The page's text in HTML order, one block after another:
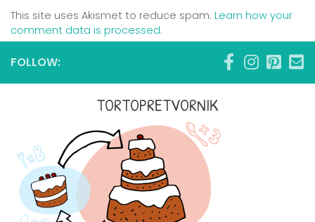
This site uses Akismet to reduce spam. Learn how your
comment data is processed.
FOLLOW:
TORTOPRETVORNIK